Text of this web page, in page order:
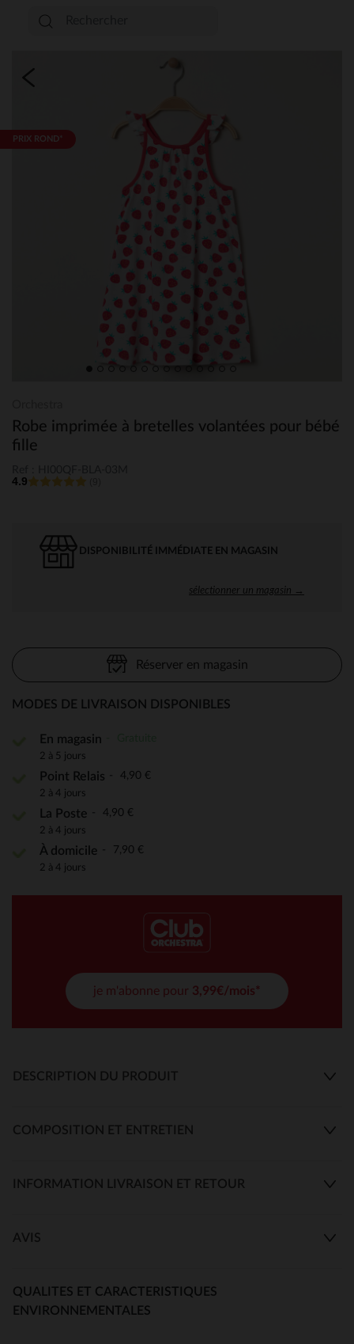
PRIX ROND*
Robe imprimée à bretelles volantées pour bébé
fille
4.9
DISPONIBILITÉ IMMÉDIATE EN MAGASIN
sélectionner un magasin →
Réserver en magasin
MODES DE LIVRAISON DISPONIBLES
En magasin
2 à 5 jours
Point Relais 4,90 €
2 à 4 jours
La Poste 4,90 €
2 à 4 jours
À domicile 7,90 €
2 à 4 jours
je m'abonne pour 3,99€/mois*
DESCRIPTION DU PRODUIT
COMPOSITION ET ENTRETIEN
INFORMATION LIVRAISON ET RETOUR
AVIS
QUALITES ET CARACTERISTIQUES
ENVIRONNEMENTALES